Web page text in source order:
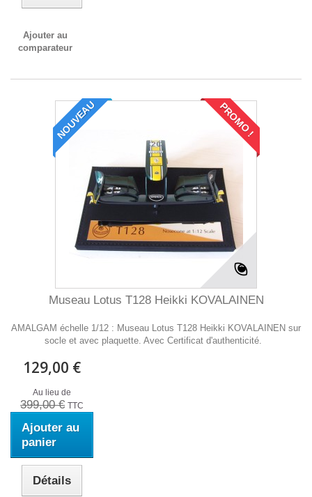
Ajouter au
comparateur
NOUVEAU PROMO !
Museau Lotus T128 Heikki KOVALAINEN
AMALGAM échelle 1/12 : Museau Lotus T128 Heikki KOVALAINEN sur
socle et avec plaquette. Avec Certificat d'authenticité.
129,00 €
Au lieu de
399,00 € TTC
Ajouter au
panier
Détails